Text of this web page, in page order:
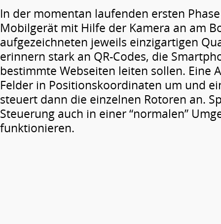
In der momentan laufenden ersten
Mobilgerät mit Hilfe der Kamera an am
aufgezeichneten jeweils einzigartigen
erinnern stark an QR-Codes, die
bestimmte Webseiten leiten sollen. Eine
Felder in Positionskoordinaten um und
steuert dann die einzelnen Rotoren an.
Steuerung auch in einer “normalen”
funktionieren.